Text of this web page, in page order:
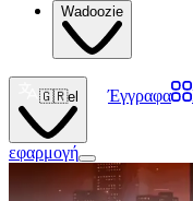
Wadoozie
🇬🇷el Έγγραφα
εφαρμογή